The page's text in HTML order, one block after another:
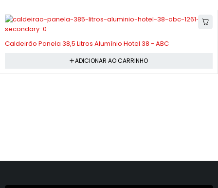
Caldeirão Panela 38,5 Litros Alumínio Hotel 38 - ABC
ADICIONAR AO CARRINHO